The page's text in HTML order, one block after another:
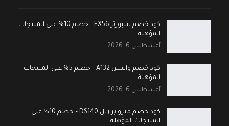
كود خصم سبورتر EX56 – خصم 10% على المنتجات
المؤهلة
أغسطس 6, 2026
كود خصم وايتس A132 – خصم 5% على المنتجات
المؤهلة
أغسطس 6, 2026
كود خصم مترو برازيل DS140 – خصم 10% على
المنتجات المؤهلة